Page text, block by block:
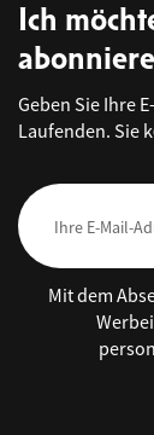
Ich
Geben Sie Ihre
Laufenden. Sie
Mit dem